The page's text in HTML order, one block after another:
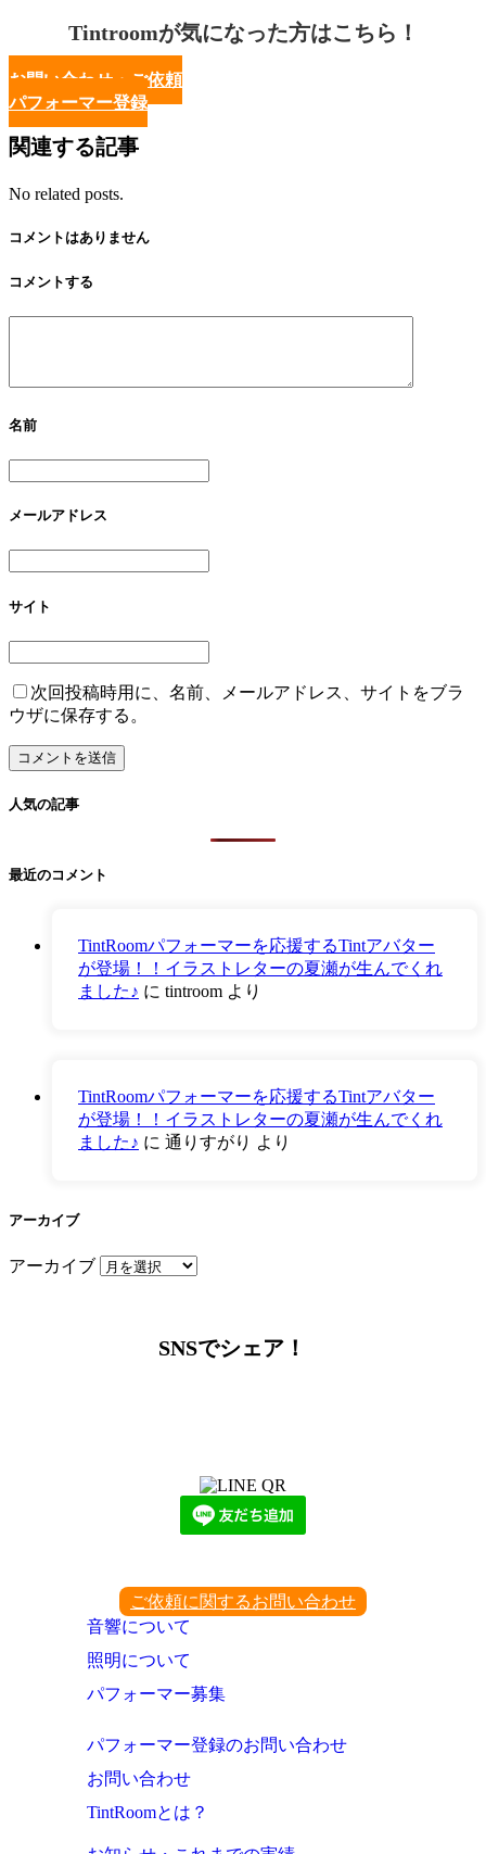
Tintroomが気になった方はこちら！
お問い合わせ・ご依頼
パフォーマー登録
関連する記事
No related posts.
コメントはありません
コメントする
名前
メールアドレス
サイト
次回投稿時用に、名前、メールアドレス、サイトをブラ
ウザに保存する。
人気の記事
最近のコメント
TintRoomパフォーマーを応援するTintアバター
が登場！！イラストレターの夏瀬が生んでくれ
ました♪ に tintroom より
TintRoomパフォーマーを応援するTintアバター
が登場！！イラストレターの夏瀬が生んでくれ
ました♪ に 通りすがり より
アーカイブ
アーカイブ
SNSでシェア！
ご依頼に関するお問い合わせ
音響について
照明について
パフォーマー募集
パフォーマー登録のお問い合わせ
お問い合わせ
TintRoomとは？